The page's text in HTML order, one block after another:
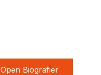
Open Biografier